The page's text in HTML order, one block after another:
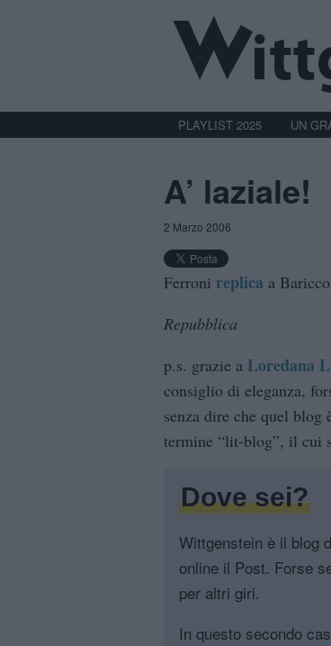
PLAYLIST 2025 UN
A’ laziale!
2 Marzo 2006
Ferroni replica a Baricco
Repubblica
p.s. grazie a Loredana
consiglio di eleganza,
senza dire che quel
termine “lit-blog”, il cui
Dove sei?
Wittgenstein è il blog
online il Post. Forse
per altri giri.
In questo secondo